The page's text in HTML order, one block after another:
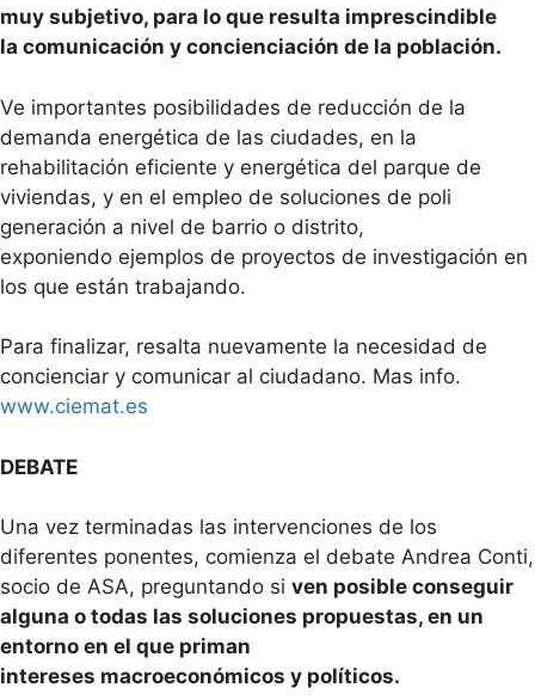
muy subjetivo, para lo que resulta imprescindible
la comunicación y concienciación de la población.
Ve importantes posibilidades de reducción de la
demanda energética de las ciudades, en la
rehabilitación eficiente y energética del parque de
viviendas, y en el empleo de soluciones de poli
generación a nivel de barrio o distrito,
exponiendo ejemplos de proyectos de investigación en
los que están trabajando.
Para finalizar, resalta nuevamente la necesidad de
concienciar y comunicar al ciudadano. Mas info.
www.ciemat.es
DEBATE
Una vez terminadas las intervenciones de los
diferentes ponentes, comienza el debate Andrea Conti,
socio de ASA, preguntando si ven posible conseguir
alguna o todas las soluciones propuestas, en un
entorno en el que priman
intereses macroeconómicos y políticos.